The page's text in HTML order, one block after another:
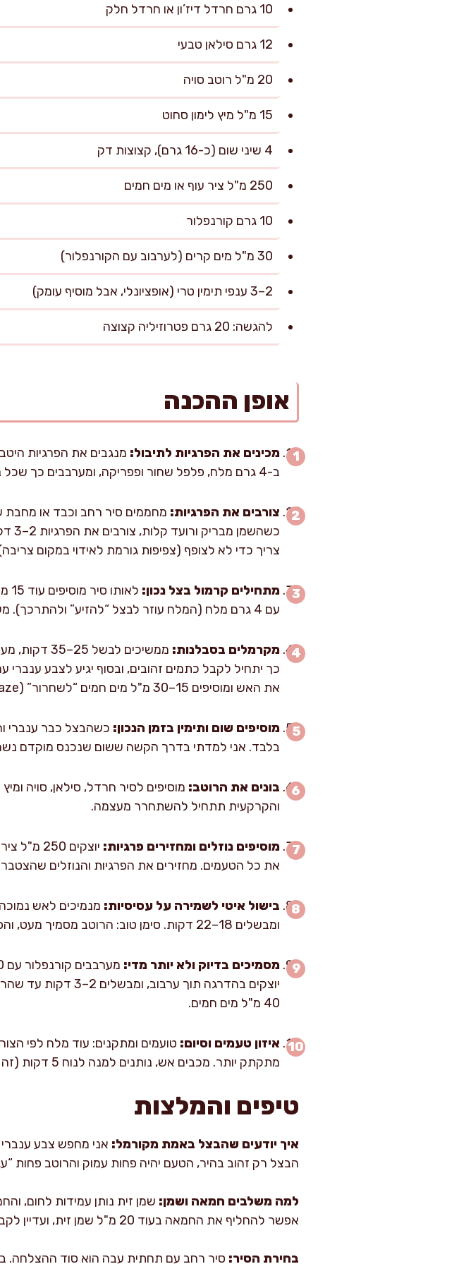
10 גרם חרדל דיז’ון או חרדל חלק
12 גרם סילאן טבעי
20 מ"ל רוטב סויה
15 מ"ל מיץ לימון סחוט
4 שיני שום (כ-16 גרם), קצוצות דק
250 מ"ל ציר עוף או מים חמים
10 גרם קורנפלור
30 מ"ל מים קרים (לערבוב עם הקורנפלור)
2–3 ענפי תימין טרי (אופציונלי, אבל מוסיף עומק)
להגשה: 20 גרם פטרוזיליה קצוצה
אופן ההכנה
מכינים את הפרגיות לתיבול: מנגבים את הפרגיות
ב-4 גרם מלח, פלפל שחור ופפריקה, ומערבבים כך שכל נתח מצופה.
צורבים את הפרגיות:
צריך כדי לא לצופף (צפיפות גורמת לאידוי במקום
מתחילים קרמול בצל נכון:
עם 4 גרם מלח (המלח עוזר לבצל “להזיע” ולהתרכך). מערבבים 2 דקות עד שכל הבצל מצופה בשומן.
מקרמלים בסבלנות:
כך יתחיל לקבל כתמים זהובים, ובסוף יגיע לצבע
את האש ומוסיפים 15–30 מ"ל מים חמים “לשחרור” (deglaze) תוך גירוד עדין בכף עץ.
מוסיפים שום ותימין בזמן הנכון:
בלבד. אני למדתי בדרך הקשה ששום שנכנס מוקדם
בונים את הרוטב:
והקרקעית תתחיל להשתחרר מעצמה.
מוסיפים נוזלים ומחזירים פרגיות:
יוצקים
את כל הטעמים. מחזירים את הפרגיות והנוזלים
בישול איטי לשמירה על עסיסיות: מנמיכים לאש
ומבשלים 18–22 דקות. סימן טוב: הרוטב מסמיך מעט, והפרגיות מרגישות רכות אך לא מתפרקות.
מסמיכים בדיוק ולא יותר מדי:
40 מ"ל מים חמים.
איזון טעמים וסיום: טועמים ומתקנים: עוד מלח לפי
מתקתק יותר. מכבים אש, נותנים למנה לנוח 5 דקות (זה מייצב את הרוטב), ומפזרים פטרוזיליה.
טיפים והמלצות
איך יודעים שהבצל באמת מקורמל: אני מחפש צבע
הבצל רק זהוב בהיר, הטעם יהיה פחות עמוק והרוטב פחות
למה משלבים חמאה ושמן: שמן זית נותן עמידות לחום,
אפשר להחליף את החמאה בעוד 20 מ"ל שמן זית, ועדיין לקבל תוצאה מצוינת.
בחירת הסיר: סיר רחב עם תחתית עבה הוא סוד ההצלחה.